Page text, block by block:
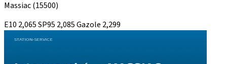
Massiac(15500)
E10 2,065SP95 2,085Gazole 2,299